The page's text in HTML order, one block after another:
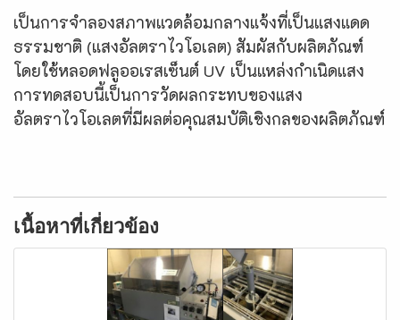
เป็นการจำลองสภาพแวดล้อมกลางแจ้งที่เป็นแสงแดด
ธรรมชาติ (แสงอัลตราไวโอเลต) สัมผัสกับผลิตภัณฑ์
โดยใช้หลอดฟลูออเรสเซ็นต์ UV เป็นแหล่งกำเนิดแสง
การทดสอบนี้เป็นการวัดผลกระทบของแสง
อัลตราไวโอเลตที่มีผลต่อคุณสมบัติเชิงกลของผลิตภัณฑ์
เนื้อหาที่เกี่ยวข้อง